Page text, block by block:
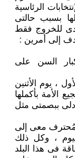
الرئاسية
بسبب حالتى
للخروج فقط
إلى أمرين :
السن على
، يوم الأثنين
من مايو 2014 لتشجيع الأمة بأكملها
ببصمتى مثل
معى إلى
، وكل ذلك
فى هذا البلد